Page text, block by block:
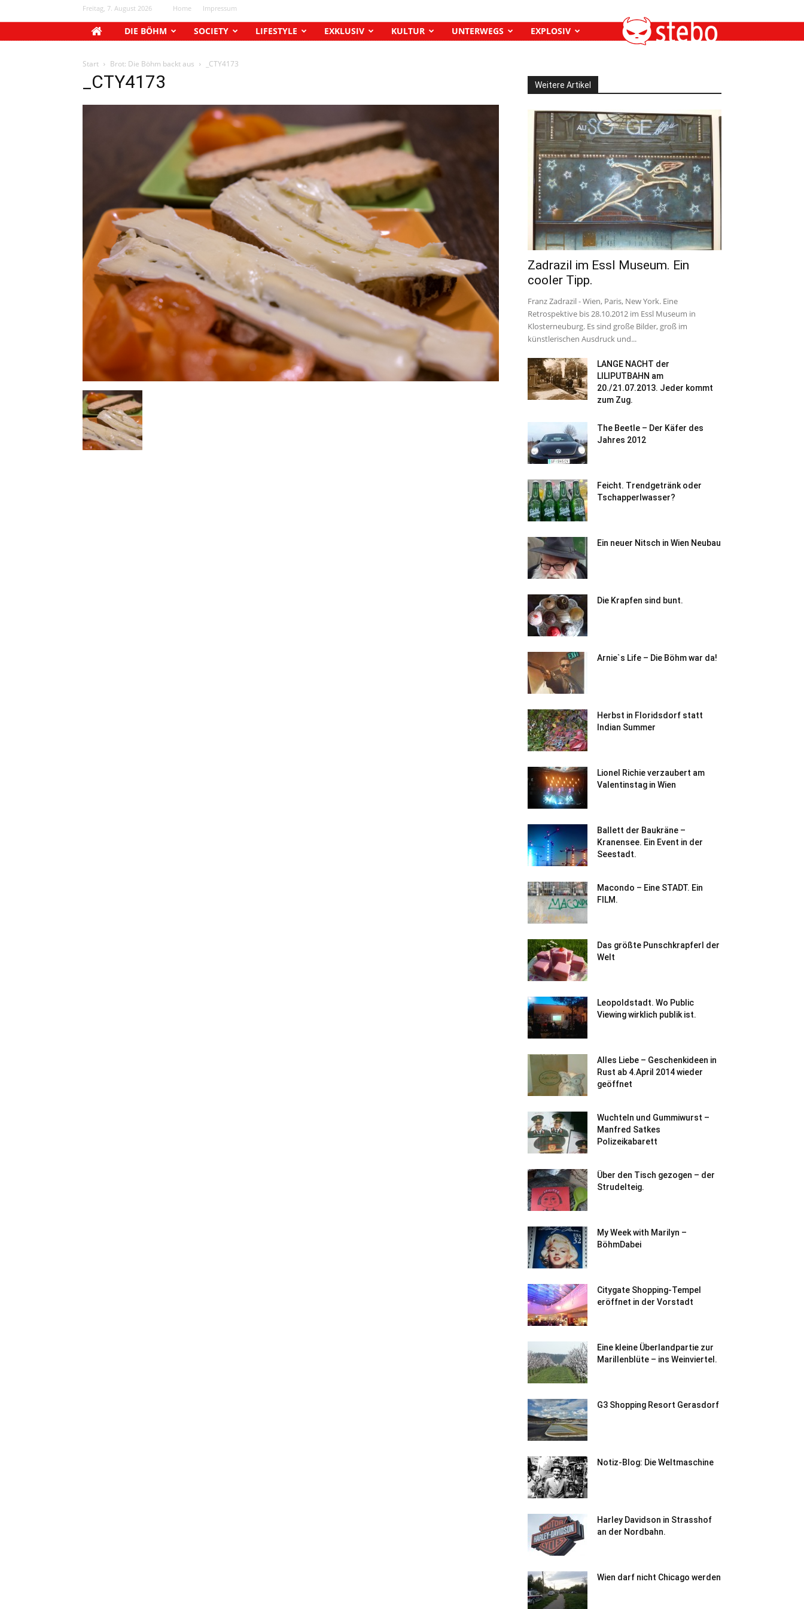
Freitag, 7. August 2026 Home Impressum
DIE BÖHM SOCIETY LIFESTYLE EXKLUSIV KULTUR UNTERWEGS EXPLOSIV
Start Brot: Die Böhm backt aus _CTY4173
_CTY4173 Weitere Artikel
Zadrazil im Essl Museum. Ein
cooler Tipp.
Franz Zadrazil - Wien, Paris, New York. Eine
Retrospektive bis 28.10.2012 im Essl Museum in
Klosterneuburg. Es sind große Bilder, groß im
künstlerischen Ausdruck und...
LANGE NACHT der
LILIPUTBAHN am
20./21.07.2013. Jeder kommt
zum Zug.
The Beetle – Der Käfer des
Jahres 2012
Feicht. Trendgetränk oder
Tschapperlwasser?
Ein neuer Nitsch in Wien Neubau
Die Krapfen sind bunt.
Arnie`s Life – Die Böhm war da!
Herbst in Floridsdorf statt
Indian Summer
Lionel Richie verzaubert am
Valentinstag in Wien
Ballett der Baukräne –
Kranensee. Ein Event in der
Seestadt.
Macondo – Eine STADT. Ein
FILM.
Das größte Punschkrapferl der
Welt
Leopoldstadt. Wo Public
Viewing wirklich publik ist.
Alles Liebe – Geschenkideen in
Rust ab 4.April 2014 wieder
geöffnet
Wuchteln und Gummiwurst –
Manfred Satkes
Polizeikabarett
Über den Tisch gezogen – der
Strudelteig.
My Week with Marilyn –
BöhmDabei
Citygate Shopping-Tempel
eröffnet in der Vorstadt
Eine kleine Überlandpartie zur
Marillenblüte – ins Weinviertel.
G3 Shopping Resort Gerasdorf
Notiz-Blog: Die Weltmaschine
Harley Davidson in Strasshof
an der Nordbahn.
Wien darf nicht Chicago werden